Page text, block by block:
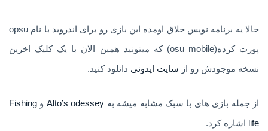
حالا یه برنامه نویس خلاق اومده این بازی رو برای اندروید با نام opsu
پورت کرده(osu mobile) که میتونید همین الان با یک کلیک اخرین
نسخه موجودش رو از سایت اپدونی دانلود کنید.
از جمله بازی های با سبک مشابه میشه به Alto’s odessey و Fishing
life اشاره کرد.